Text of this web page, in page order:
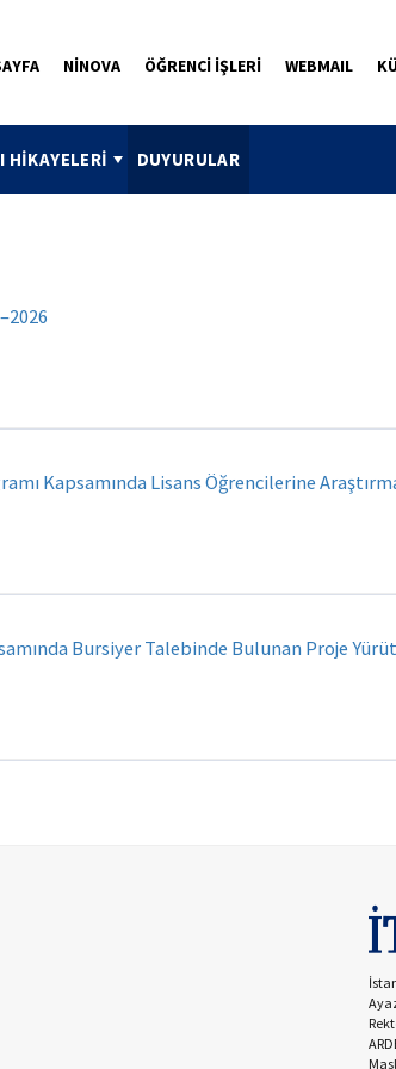
NİNOVA ÖĞRENCİ İŞLERİ WEBMAIL
HİKAYELERİ DUYURULAR
Kapsamında Lisans Öğrencilerine
Bursiyer Talebinde Bulunan Proje